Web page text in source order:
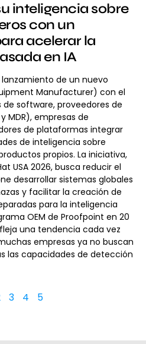
inteligencia sobre
con un
acelerar la
en IA
de un nuevo
Manufacturer) con el
software, proveedores de
MDR), empresas de
de plataformas integrar
de inteligencia sobre
propios. La iniciativa,
USA 2026, busca reducir el
desarrollar sistemas globales
y facilitar la creación de
para la inteligencia
OEM de Proofpoint en 20
una tendencia cada vez
empresas ya no buscan
las capacidades de detección
3 4 5